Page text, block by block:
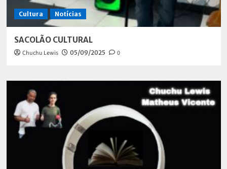
Cultura Notícias
SACOLÃO CULTURAL
Chuchu Lewis 05/09/2025 0